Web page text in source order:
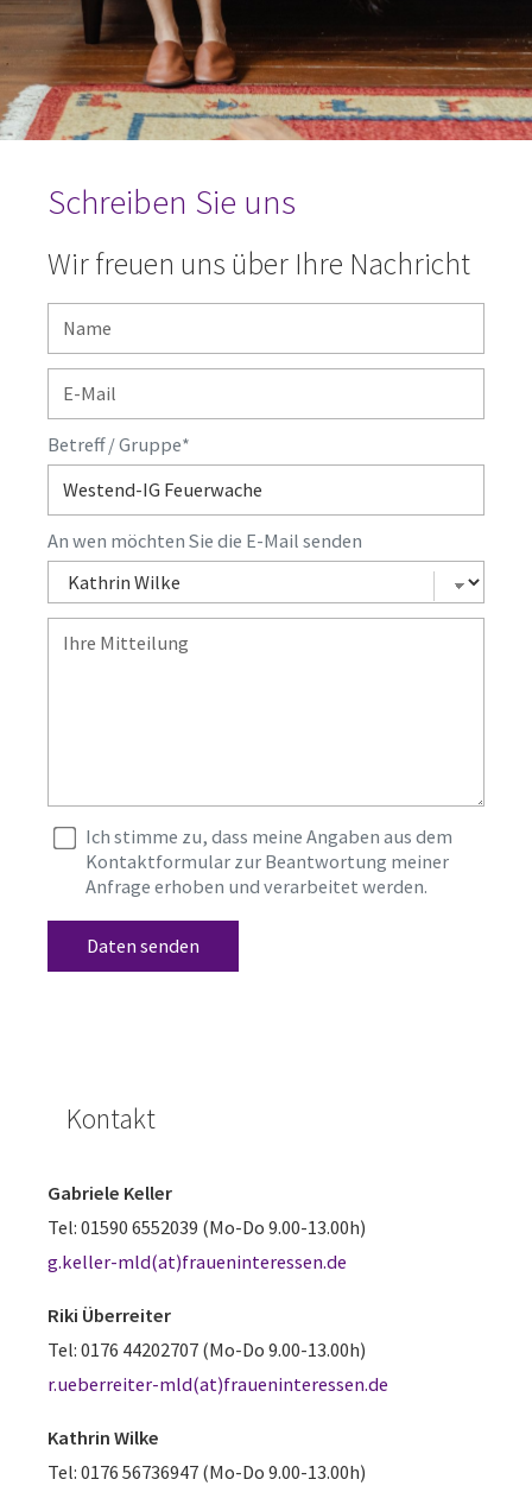
Schreiben Sie uns
Wir freuen uns über Ihre Nachricht
Betreff / Gruppe*
An wen möchten Sie die E-Mail senden
Ich stimme zu, dass meine Angaben aus dem
Kontaktformular zur Beantwortung meiner
Anfrage erhoben und verarbeitet werden.
Kontakt
Gabriele Keller
Tel: 01590 6552039 (Mo-Do 9.00-13.00h)
g.keller-mld(at)fraueninteressen.de
Riki Überreiter
Tel: 0176 44202707 (Mo-Do 9.00-13.00h)
r.ueberreiter-mld(at)fraueninteressen.de
Kathrin Wilke
Tel: 0176 56736947 (Mo-Do 9.00-13.00h)